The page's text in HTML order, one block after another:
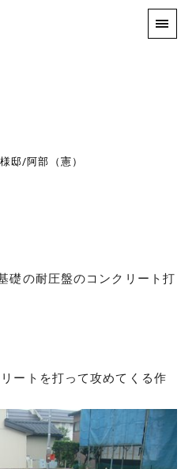
邸/阿部（憲）
礎の耐圧盤のコンクリート打
ートを打って攻めてくる作